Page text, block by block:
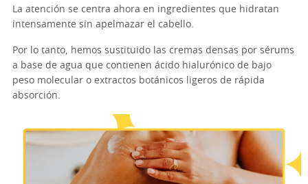
La atención se centra ahora en ingredientes que hidratan
intensamente sin apelmazar el cabello.
Por lo tanto, hemos sustituido las cremas densas por sérums
a base de agua que contienen ácido hialurónico de bajo
peso molecular o extractos botánicos ligeros de rápida
absorción.